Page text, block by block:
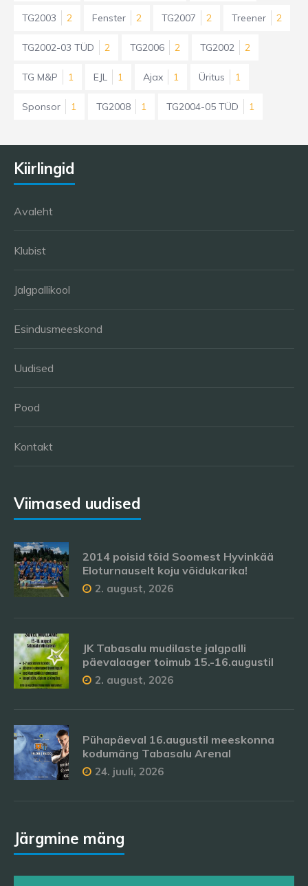
TG2003 2 Fenster 2 TG2007 2 Treener 2
TG2002-03 TÜD 2 TG2006 2 TG2002 2
TG M&P 1 EJL 1 Ajax 1 Üritus 1
Sponsor 1 TG2008 1 TG2004-05 TÜD 1
Kiirlingid
Avaleht
Klubist
Jalgpallikool
Esindusmeeskond
Uudised
Pood
Kontakt
Viimased uudised
2014 poisid tõid Soomest Hyvinkää
Eloturnauselt koju võidukarika!
2. august, 2026
JK Tabasalu mudilaste jalgpalli
päevalaager toimub 15.-16.augustil
2. august, 2026
Pühapäeval 16.augustil meeskonna
kodumäng Tabasalu Arenal
24. juuli, 2026
Järgmine mäng